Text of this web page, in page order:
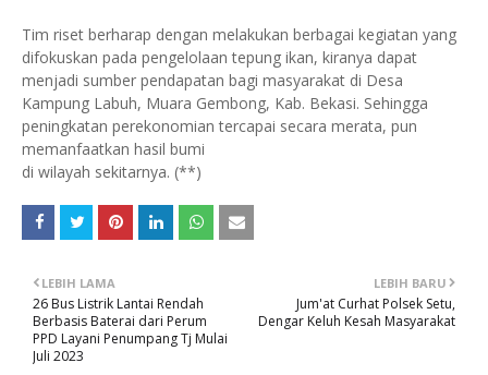
Tim riset berharap dengan melakukan berbagai kegiatan yang
difokuskan pada pengelolaan tepung ikan, kiranya dapat
menjadi sumber pendapatan bagi masyarakat di Desa
Kampung Labuh, Muara Gembong, Kab. Bekasi. Sehingga
peningkatan perekonomian tercapai secara merata, pun
memanfaatkan hasil bumi
di wilayah sekitarnya. (**)
LEBIH BARU
Jum'at Curhat Polsek Setu,
Dengar Keluh Kesah Masyarakat
LEBIH LAMA
26 Bus Listrik Lantai Rendah
Berbasis Baterai dari Perum
PPD Layani Penumpang Tj Mulai
Juli 2023